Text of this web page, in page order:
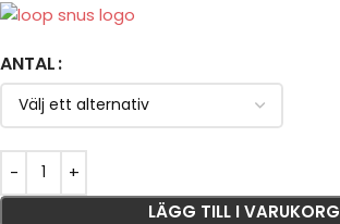
ANTAL
LÄGG TILL I VARUKORG